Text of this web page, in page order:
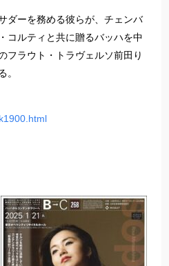
ダーを務める彼らが、チェンバ
コルティと共に贈るバッハを中
フラウト・トラヴェルソ前田り
。